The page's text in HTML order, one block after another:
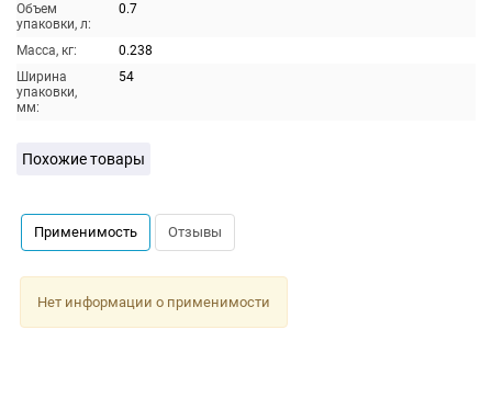
Объем
упаковки, л:
0.7
Масса, кг:
0.238
Ширина
упаковки,
мм:
54
Похожие товары
Применимость Отзывы
Нет информации о применимости